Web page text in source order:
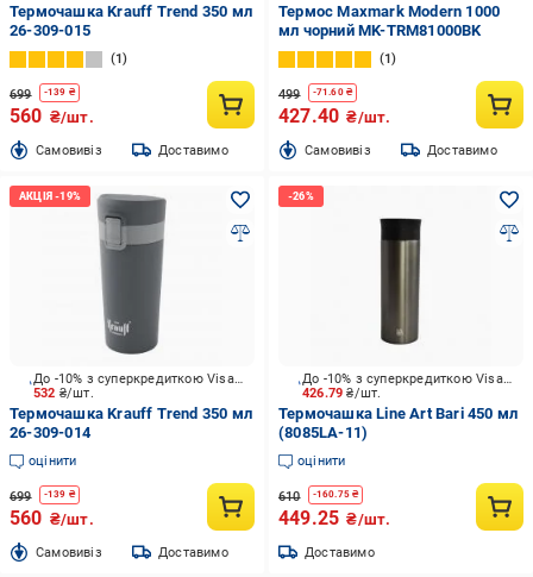
Термочашка Krauff Trend 350 мл
26-309-015
1
699 -139 ₴
560 ₴/шт.
Cамовивіз Доставимо
Термос Maxmark Modern 1000
мл чорний MK-TRM81000BK
1
499 -71.60₴
427.40 ₴/шт.
Cамовивіз Доставимо
532 ₴/шт.
До -10% з суперкредиткою Visa Вигода
Термочашка Krauff Trend 350 мл
26-309-014
оцінити
699 -139 ₴
560 ₴/шт.
Cамовивіз Доставимо
426.79₴/шт.
До -10% з суперкредиткою Visa Вигода
Термочашка Line Art Bari 450 мл
(8085LA-11)
оцінити
610 -160.75₴
449.25 ₴/шт.
Доставимо